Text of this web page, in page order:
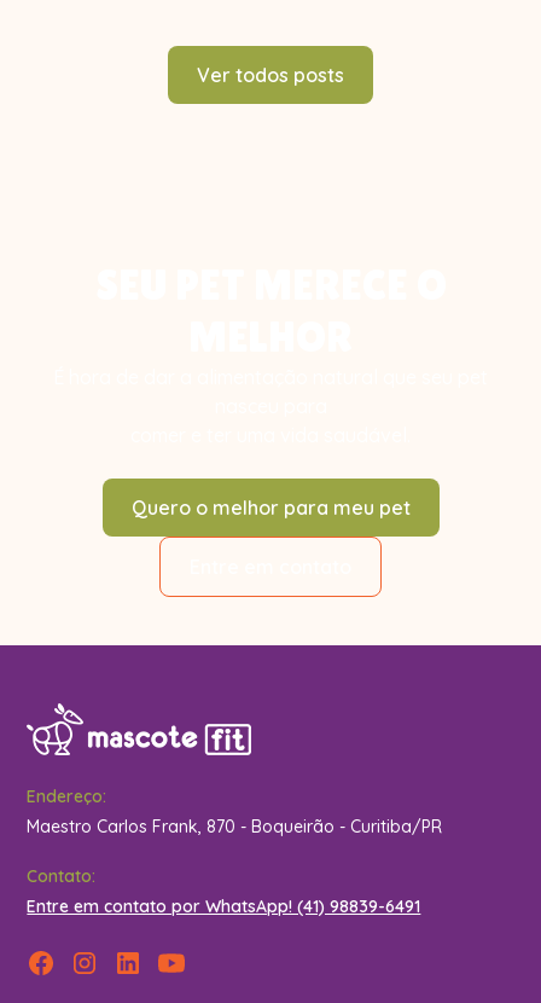
Ver todos posts
Quero o melhor para meu pet
Endereço:
Maestro Carlos Frank, 870 - Boqueirão - Curitiba/PR
Contato:
Entre em contato por WhatsApp! (41) 98839-6491